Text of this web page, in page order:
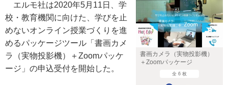
書画カメラ（実物投影機）
＋Zoomパッケージ
全 6 枚
エルモ社は2020年5月11日、学
校・教育機関に向けた、学びを止
めないオンライン授業づくりを進
めるパッケージツール「書画カメ
ラ（実物投影機）＋Zoomパッケ
ージ」の申込受付を開始した。